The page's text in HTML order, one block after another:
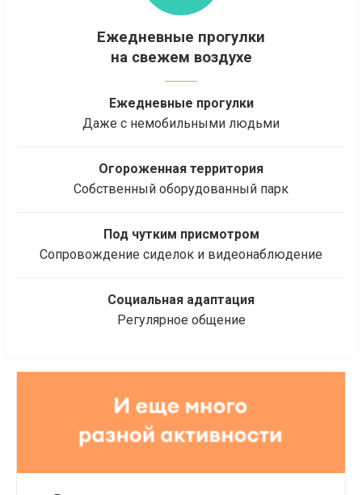
Ежедневные прогулки
на свежем воздухе
Ежедневные прогулки
Даже с немобильными людьми
Огороженная территория
Собственный оборудованный парк
Под чутким присмотром
Сопровождение сиделок и видеонаблюдение
Социальная адаптация
Регулярное общение